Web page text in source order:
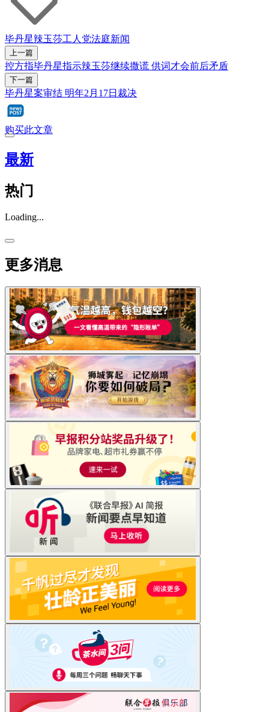
毕丹星辣玉莎工人党法庭新闻
上一篇
控方指毕丹星指示辣玉莎继续撒谎 供词才会前后矛盾
下一篇
毕丹星案审结 明年2月17日裁决
购买此文章
最新
热门
Loading...
更多消息